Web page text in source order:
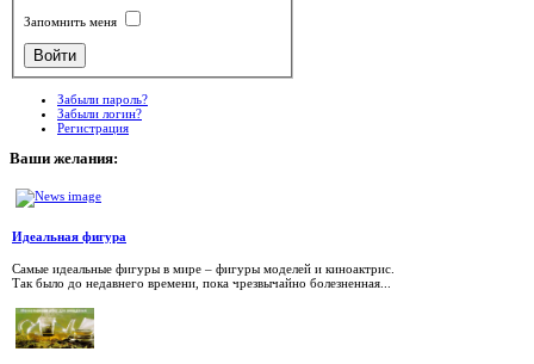
Запомнить меня
Забыли пароль?
Забыли логин?
Регистрация
Ваши желания:
Идеальная фигура
Самые идеальные фигуры в мире – фигуры моделей и киноактрис.
Так было до недавнего времени, пока чрезвычайно болезненная...